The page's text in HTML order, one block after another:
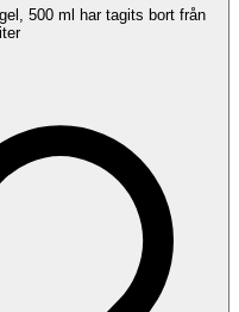
500 ml har tagits bort från